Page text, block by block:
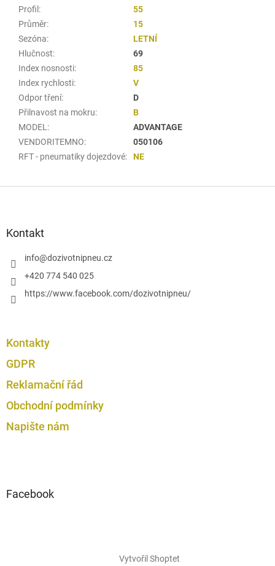
Profil :
55
Průměr:
15
Sezóna:
LETNÍ
Hlučnost:
69
Index nosnosti:
85
Index rychlosti:
V
Odpor tření:
D
Přilnavost na mokru:
B
MODEL :
ADVANTAGE
VENDORITEMNO:
050106
RFT - pneumatiky dojezdové: NE
Kontakt
info@dozivotnipneu.cz
+420 774 540 025
https://www.facebook.com/dozivotnipneu/
Kontakty
GDPR
Reklamační řád
Obchodní podmínky
Napište nám
Facebook
Vytvořil Shoptet